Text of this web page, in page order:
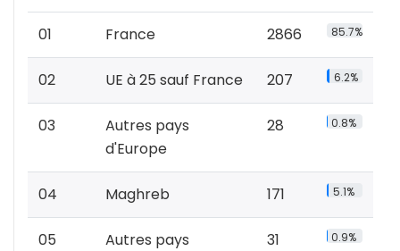
01 France 2866 85.7%
02 UE à 25 sauf France 207 6.2%
03
Autres pays
d'Europe
28 0.8%
04 Maghreb 171 5.1%
05
Autres pays
31 0.9%